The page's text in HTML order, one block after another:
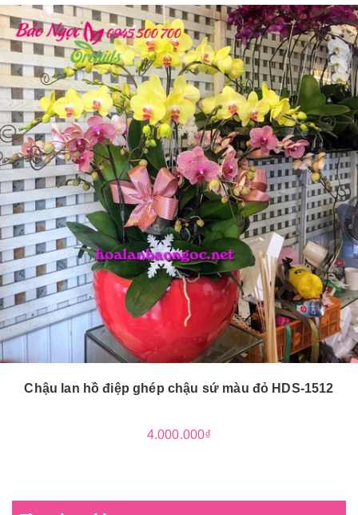
Chậu lan hồ điệp ghép chậu sứ màu đỏ HDS-1512
4.000.000₫